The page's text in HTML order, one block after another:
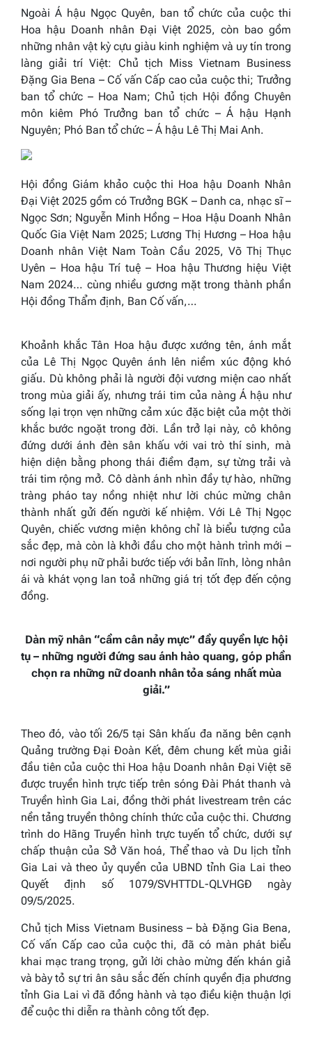
Ngoài Á hậu Ngọc Quyên, ban tổ chức của cuộc thi
Hoa hậu Doanh nhân Đại Việt 2025, còn bao gồm
những nhân vật kỳ cựu giàu kinh nghiệm và uy tín trong
làng giải trí Việt: Chủ tịch Miss Vietnam Business
Đặng Gia Bena – Cố vấn Cấp cao của cuộc thi; Trưởng
ban tổ chức – Hoa Nam; Chủ tịch Hội đồng Chuyên
môn kiêm Phó Trưởng ban tổ chức – Á hậu Hạnh
Nguyên; Phó Ban tổ chức – Á hậu Lê Thị Mai Anh.
Hội đồng Giám khảo cuộc thi Hoa hậu Doanh Nhân
Đại Việt 2025 gồm có Trưởng BGK – Danh ca, nhạc sĩ –
Ngọc Sơn; Nguyễn Minh Hồng – Hoa Hậu Doanh Nhân
Quốc Gia Việt Nam 2025; Lương Thị Hương – Hoa hậu
Doanh nhân Việt Nam Toàn Cầu 2025, Võ Thị Thục
Uyên – Hoa hậu Trí tuệ – Hoa hậu Thương hiệu Việt
Nam 2024… cùng nhiều gương mặt trong thành phần
Hội đồng Thẩm định, Ban Cố vấn,…
Khoảnh khắc Tân Hoa hậu được xướng tên, ánh mắt
của Lê Thị Ngọc Quyên ánh lên niềm xúc động khó
giấu. Dù không phải là người đội vương miện cao nhất
trong mùa giải ấy, nhưng trái tim của nàng Á hậu như
sống lại trọn vẹn những cảm xúc đặc biệt của một thời
khắc bước ngoặt trong đời. Lần trở lại này, cô không
đứng dưới ánh đèn sân khấu với vai trò thí sinh, mà
hiện diện bằng phong thái điềm đạm, sự từng trải và
trái tim rộng mở. Cô dành ánh nhìn đầy tự hào, những
tràng pháo tay nồng nhiệt như lời chúc mừng chân
thành nhất gửi đến người kế nhiệm. Với Lê Thị Ngọc
Quyên, chiếc vương miện không chỉ là biểu tượng của
sắc đẹp, mà còn là khởi đầu cho một hành trình mới –
nơi người phụ nữ phải bước tiếp với bản lĩnh, lòng nhân
ái và khát vọng lan toả những giá trị tốt đẹp đến cộng
đồng.
Dàn mỹ nhân “cầm cân nảy mực” đầy quyền lực hội
tụ – những người đứng sau ánh hào quang, góp phần
chọn ra những nữ doanh nhân tỏa sáng nhất mùa
giải.”
Theo đó, vào tối 26/5 tại Sân khấu đa năng bên cạnh
Quảng trường Đại Đoàn Kết, đêm chung kết mùa giải
đầu tiên của cuộc thi Hoa hậu Doanh nhân Đại Việt sẽ
được truyền hình trực tiếp trên sóng Đài Phát thanh và
Truyền hình Gia Lai, đồng thời phát livestream trên các
nền tảng truyền thông chính thức của cuộc thi. Chương
trình do Hãng Truyền hình trực tuyến tổ chức, dưới sự
chấp thuận của Sở Văn hoá, Thể thao và Du lịch tỉnh
Gia Lai và theo ủy quyền của UBND tỉnh Gia Lai theo
Quyết định số 1079/SVHTTDL-QLVHGĐ ngày
09/5/2025.
Chủ tịch Miss Vietnam Business – bà Đặng Gia Bena,
Cố vấn Cấp cao của cuộc thi, đã có màn phát biểu
khai mạc trang trọng, gửi lời chào mừng đến khán giả
và bày tỏ sự tri ân sâu sắc đến chính quyền địa phương
tỉnh Gia Lai vì đã đồng hành và tạo điều kiện thuận lợi
để cuộc thi diễn ra thành công tốt đẹp.